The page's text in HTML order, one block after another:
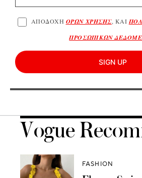
ΑΠΟΔΟΧΗ ΟΡΩΝ ΧΡΗΣΗΣ, ΚΑΙ
ΠΡΟΣΩΠΙΚΩΝ
SIGN UP
Vogue
FASHION